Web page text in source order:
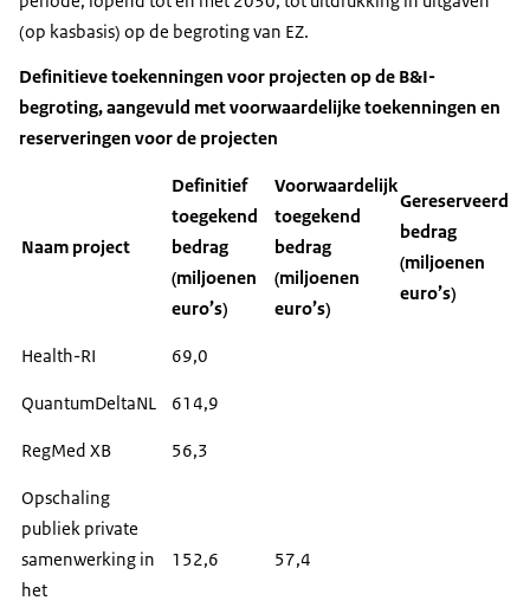
(op kasbasis) op de begroting van EZ.
Definitieve toekenningen voor projecten op de B&I-
begroting, aangevuld met voorwaardelijke toekenningen en
reserveringen voor de projecten
Naam project
Definitief
toegekend
bedrag
(miljoenen
euro’s)
Voorwaardelijk
toegekend
bedrag
(miljoenen
euro’s)
Gereserveerd
bedrag
(miljoenen
euro’s)
Health-RI 69,0
QuantumDeltaNL 614,9
RegMed XB 56,3
Opschaling
publiek private
samenwerking in
het
152,6 57,4